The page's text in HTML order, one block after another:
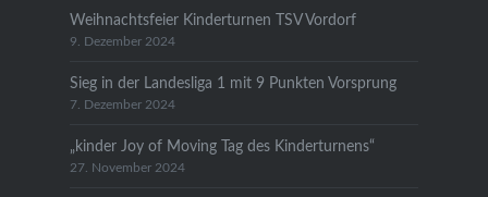
Weihnachtsfeier Kinderturnen TSV Vordorf
9. Dezember 2024
Sieg in der Landesliga 1 mit 9 Punkten Vorsprung
7. Dezember 2024
„kinder Joy of Moving Tag des Kinderturnens“
27. November 2024